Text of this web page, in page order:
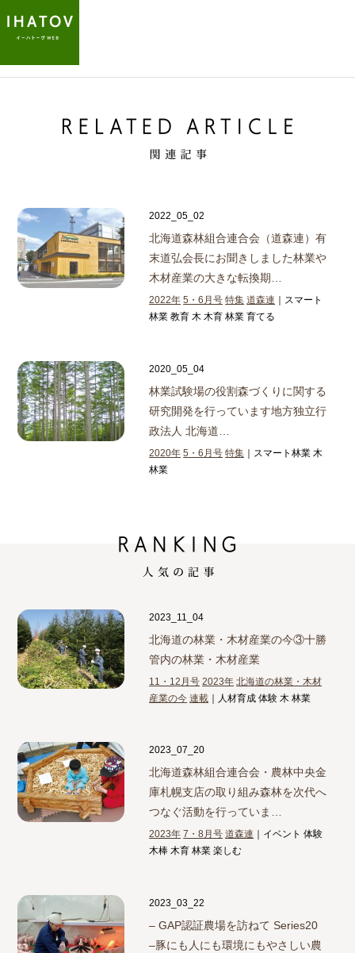
2022_05_02
北海道森林組合連合会（道森連）有
末道弘会長にお聞きしました林業や
木材産業の大きな転換期…
2022年 5・6月号 特集 道森連 ｜スマート
林業 教育 木 木育 林業 育てる
2020_05_04
林業試験場の役割森づくりに関する
研究開発を行っています地方独立行
政法人 北海道…
2020年 5・6月号 特集 ｜スマート林業 木
林業
2023_11_04
北海道の林業・木材産業の今③十勝
管内の林業・木材産業
11・12月号 2023年 北海道の林業・木材
産業の今 連載 ｜人材育成 体験 木 林業
2023_07_20
北海道森林組合連合会・農林中央金
庫札幌支店の取り組み森林を次代へ
つなぐ活動を行っていま…
2023年 7・8月号 道森連 ｜イベント 体験
木棒 木育 林業 楽しむ
2023_03_22
– GAP認証農場を訪ねて Series20
–豚にも人にも環境にもやさしい農